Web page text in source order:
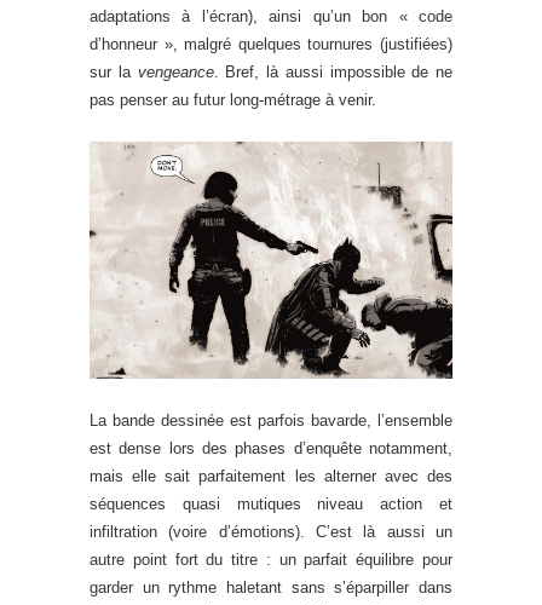
adaptations à l’écran), ainsi qu’un bon « code
d’honneur », malgré quelques tournures (justifiées)
sur la vengeance. Bref, là aussi impossible de ne
pas penser au futur long-métrage à venir.
La bande dessinée est parfois bavarde, l’ensemble
est dense lors des phases d’enquête notamment,
mais elle sait parfaitement les alterner avec des
séquences quasi mutiques niveau action et
infiltration (voire d’émotions). C’est là aussi un
autre point fort du titre : un parfait équilibre pour
garder un rythme haletant sans s’éparpiller dans